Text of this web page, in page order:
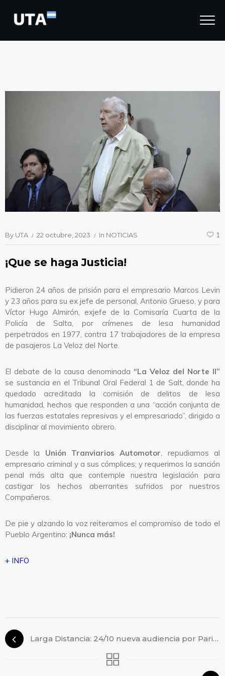
By UTA 22 octubre, 2023 In NOTICIAS 1
¡Que se haga Justicia!
Pidieron 24 años de prisión para el empresario Marcos Levin
y 23 años para su ex jefe de personal, Antonio Grueso, y para
Víctor Hugo Almirón, exjefe de la Comisaría Cuarta de la
Policía de Salta, por crímenes de lesa humanidad
perpetrados en 1977, contra 17 trabajadores de la empresa
de pasajeros La Veloz del Norte.
El debate de la causa denominada “La Veloz del Norte II”
se sustancia en el Tribunal Oral Federal 1 de Salt, donde ha
quedado acreditada la comisión de delitos de lesa
humanidad, hechos que responden a una “acción conjunta de
las fuerzas estatales represivas y el empresariado”, dirigido a
disciplinar al movimiento obrero.
Desde la Unión Tranviarios Automotor, repudiamos al
empresario criminal y a sus cómplices; y requerimos la sanción
penal más alta que contemple nuestra legislación para
castigar los hechos aberrantes sufridos por nuestros
Compañeros.
De pie y alzando la voz reiteramos el compromiso de todo el
Pueblo Argentino: ¡Nunca más!
+ INFO
Larga Distancia: 24/10 nueva audiencia por Paritarias